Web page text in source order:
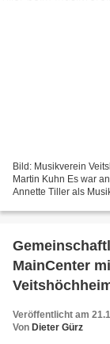
Bild: Musikverein
Martin Kuhn Es war
Annette Tiller als
MainCenter mit den Jugendorchestern aus
Veröffentlicht am
Von Dieter Gürz